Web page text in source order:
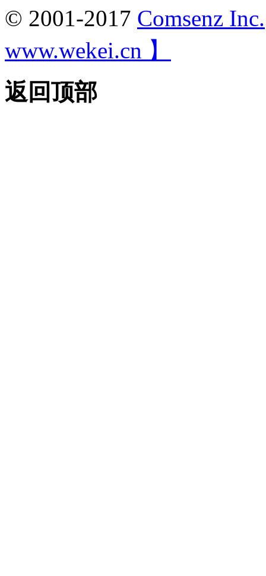
© 2001-2017 Comsenz Inc.
www.wekei.cn 】
返回顶部